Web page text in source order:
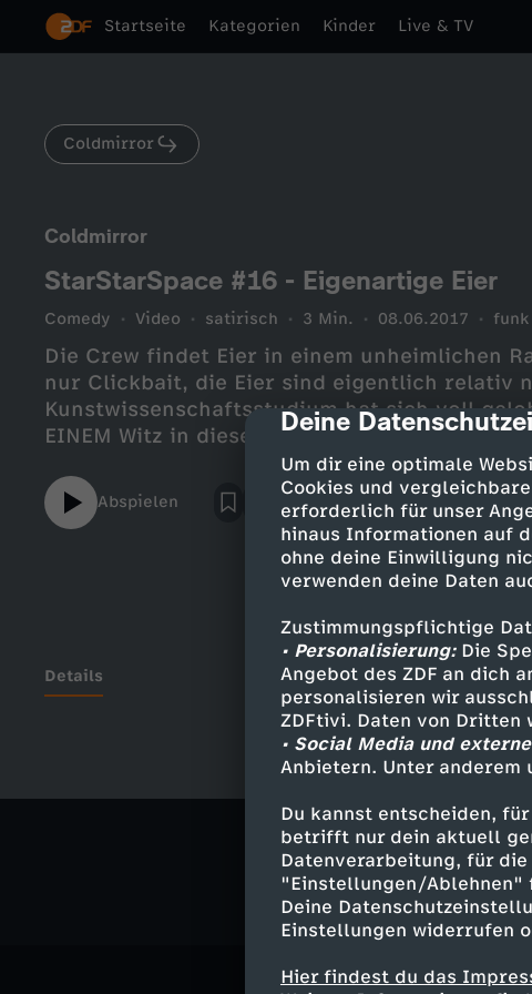
cmp-dialog-
Deine
Um dir eine optimale
Cookies und
erforderlich für unser
hinaus Informationen auf
ohne deine Einwilligung
verwenden deine Daten
Zustimmungspflichtige
• Personalisierung:Die
Angebot des ZDF an dich
personalisieren wir
ZDFtivi. Daten von Dritten
• Social Media und
Anbietern. Unter anderem
Du kannst entscheiden,
betrifft nur dein aktuell
Datenverarbeitung, für
"Einstellungen/Ablehnen"
Deine
Einstellungen widerrufen
Hier findest du das
Startseite Kategorien Kinder Live & TV
Coldmirror
Coldmirror
StarStarSpace #16 - Eigenartige Eier
Comedy Video satirisch 3 Min. 08.06.2017 funk
Die Crew findet Eier in einem unheimlichen
nur Clickbait, die Eier sind eigentlich relativ
Kunstwissenschaftsstudium hat sich voll
EINEM Witz in dieser Folge inspiriert. Na das
Abspielen
Details
Ähnliche
Comedy